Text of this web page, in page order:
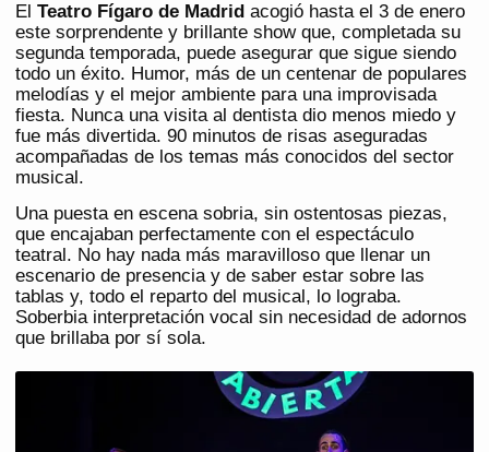
El Teatro Fígaro de Madrid acogió hasta el 3 de enero
este sorprendente y brillante show que, completada su
segunda temporada, puede asegurar que sigue siendo
todo un éxito. Humor, más de un centenar de populares
melodías y el mejor ambiente para una improvisada
fiesta. Nunca una visita al dentista dio menos miedo y
fue más divertida. 90 minutos de risas aseguradas
acompañadas de los temas más conocidos del sector
musical.
Una puesta en escena sobria, sin ostentosas piezas,
que encajaban perfectamente con el espectáculo
teatral. No hay nada más maravilloso que llenar un
escenario de presencia y de saber estar sobre las
tablas y, todo el reparto del musical, lo lograba.
Soberbia interpretación vocal sin necesidad de adornos
que brillaba por sí sola.